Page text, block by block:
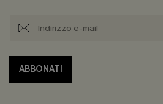
ABBONATI